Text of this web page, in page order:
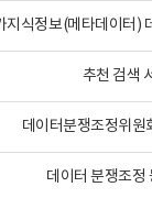
지식정보(메타데이터)
추천 검색
데이터분쟁조정위원
데이터 분쟁조정